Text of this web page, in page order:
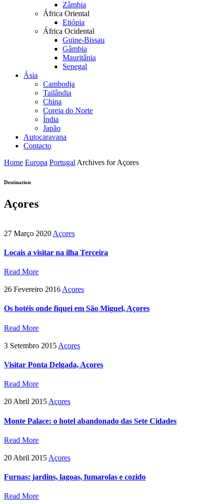
Zâmbia
África Oriental
Etiópia
África Ocidental
Guine-Bissau
Gâmbia
Mauritânia
Senegal
Ásia
Cambodja
Tailândia
China
Coreia do Norte
Índia
Japão
Autocaravana
Contacto
Home Europa Portugal Archives for Açores
Destination
Açores
27 Março 2020 Açores
Locais a visitar na ilha Terceira
Read More
26 Fevereiro 2016 Açores
Os hotéis onde fiquei em São Miguel, Açores
Read More
3 Setembro 2015 Açores
Visitar Ponta Delgada, Açores
Read More
20 Abril 2015 Açores
Monte Palace: o hotel abandonado das Sete Cidades
Read More
20 Abril 2015 Açores
Furnas: jardins, lagoas, fumarolas e cozido
Read More